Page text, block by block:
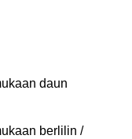
daun
berlilin /